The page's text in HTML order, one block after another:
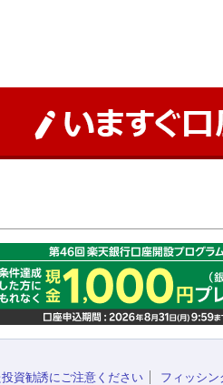
投資勧誘にご注意ください
フィッシ